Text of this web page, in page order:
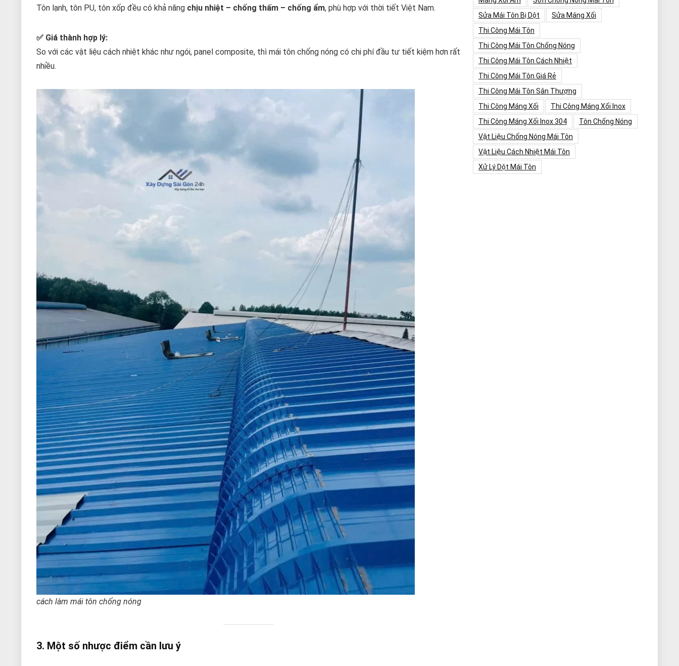
Tôn lạnh, tôn PU, tôn xốp đều có khả năng chịu nhiệt – chống thấm – chống ẩm, phù hợp với thời tiết Việt Nam.
✅ Giá thành hợp lý:
So với các vật liệu cách nhiệt khác như ngói, panel composite, thì mái tôn chống nóng có chi phí đầu tư tiết kiệm hơn rất
nhiều.
cách làm mái tôn chống nóng
3. Một số nhược điểm cần lưu ý
Sửa Mái Tôn Bị Dột
Sửa Máng Xối
Thi Công Mái Tôn
Thi Công Mái Tôn Chống Nóng
Thi Công Mái Tôn Cách Nhiệt
Thi Công Mái Tôn Giá Rẻ
Thi Công Mái Tôn Sân Thượng
Thi Công Máng Xối
Thi Công Máng Xối Inox
Thi Công Máng Xối Inox 304
Tôn Chống Nóng
Vật Liệu Chống Nóng Mái Tôn
Vật Liệu Cách Nhiệt Mái Tôn
Xử Lý Dột Mái Tôn